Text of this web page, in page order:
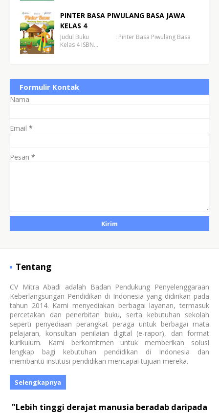
PINTER BASA PIWULANG BASA JAWA
KELAS 4
Judul Buku : Pinter Basa Piwulang Basa
Kelas 4 ISBN…
Formulir Kontak
Nama
Email *
Pesan *
Tentang
CV Mitra Abadi adalah Badan Pendukung Penyelenggaraan
Keberlangsungan Pendidikan di Indonesia yang didirikan pada
tahun 2014. Kami menyediakan berbagai layanan, termasuk
percetakan dan penerbitan buku, serta kebutuhan sekolah
seperti penyediaan perangkat peraga untuk berbagai mata
pelajaran, konsultan penilaian digital (e-rapor), dan format
kurikulum. Kami berkomitmen untuk memberikan solusi
lengkap bagi kebutuhan pendidikan di Indonesia dan
membantu institusi pendidikan mencapai tujuan mereka.
Selengkapnya
"Lebih tinggi derajat manusia beradab daripada